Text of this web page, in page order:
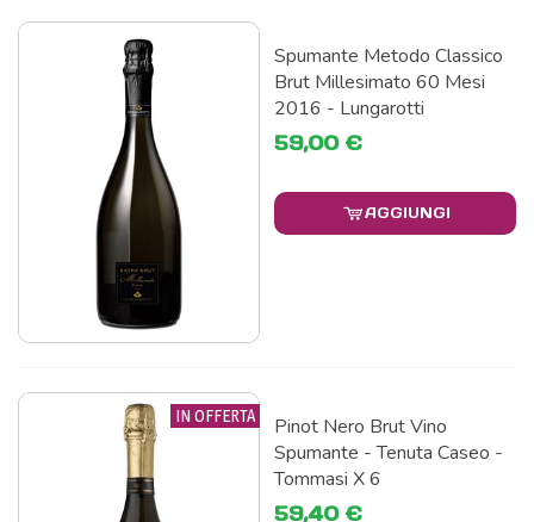
Spumante Metodo Classico
Brut Millesimato 60 Mesi
2016 - Lungarotti
59,00 €
AGGIUNGI
IN OFFERTA
Pinot Nero Brut Vino
Spumante - Tenuta Caseo -
Tommasi X 6
59,40 €